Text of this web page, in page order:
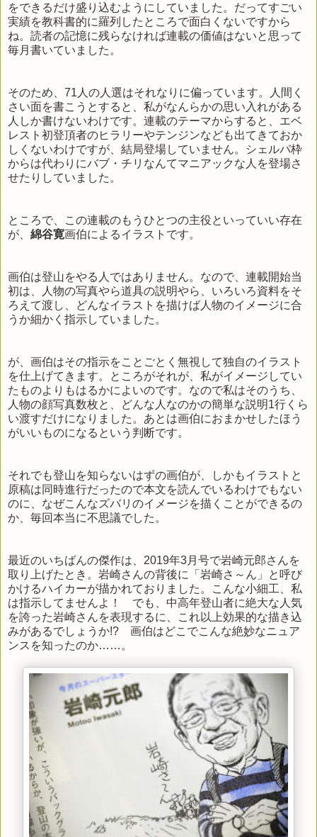
をできるだけ盛り込むようにしていました。だってすごい
実績を教科書的に羅列したところで面白くないですから
ね。読者の記憶に残らなければ連載の価値はないと思って
毎月書いていました。
そのため、71人の人選はそれなりに偏っています。人間く
さい面を書こうとすると、私がなんらかの思い入れがある
人しか書けないわけです。連載のテーマからすると、エベ
レスト初登頂者のヒラリーやテンジンなども出てきておか
しくないわけですが、結局登場していません。シェルパ枠
からは代わりにバブ・チリなんてマニアックな人を登場さ
せたりしていました。
ところで、この連載のもうひとつの主役といっていい存在
が、 綿谷寛画伯によるイラストです。
画伯は登山をやる人ではありません。なので、連載開始当
初は、人物の写真やら道具の説明やら、いろいろ資料をそ
ろえて渡し、どんなイラストを描けば人物のイメージに合
うか細かく指示していました。
が、画伯はその指示をことごとく無視して独自のイラスト
を仕上げてきます。ところがそれが、私がイメージしてい
たものよりもはるかによいのです。なので私はそのうち、
人物の顔写真数枚と、どんな人なのかの簡単な説明1行くら
い渡すだけになりました。あとは画伯におまかせしたほう
がいいものになるという判断です。
それでも登山を知らないはずの画伯が、しかもイラストと
原稿は同時進行だったので本文を読んでいるわけでもない
のに、なぜこんなズバリのイメージを描くことができるの
か、毎回本当に不思議でした。
最近のいちばんの傑作は、2019年3月号で岩崎元郎さんを
取り上げたとき。岩崎さんの背後に「岩崎さ～ん」と呼び
かけるハイカーが描かれておりました。こんな小細工、私
は指示してませんよ！ でも、中高年登山者に絶大な人気
を誇った岩崎さんを表現するに、これ以上効果的な描き込
みがあるでしょうか!? 画伯はどこでこんな絶妙なニュア
ンスを知ったのか……。